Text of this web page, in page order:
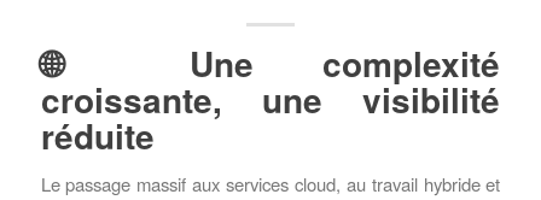
🌐 Une complexité
croissante, une visibilité
réduite
Le passage massif aux services cloud, au travail hybride et